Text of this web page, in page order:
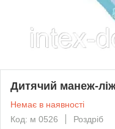
Дитячий манеж-
Немає в наявності
Код: м 0526
Роздріб